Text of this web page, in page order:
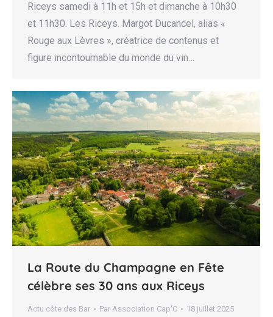
Riceys samedi à 11h et 15h et dimanche à 10h30
et 11h30. Les Riceys. Margot Ducancel, alias «
Rouge aux Lèvres », créatrice de contenus et
figure incontournable du monde du vin…
La Route du Champagne en Fête
célèbre ses 30 ans aux Riceys
Actu côte des Bar Par Association Cap'C 18 juillet 2025